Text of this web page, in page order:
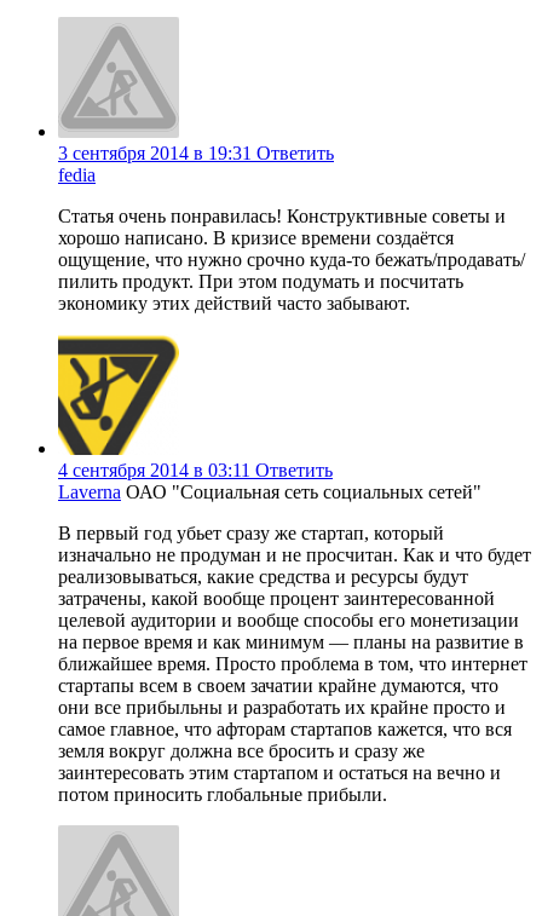
3 сентября 2014 в 19:31 Ответить
fedia
Статья очень понравилась! Конструктивные советы и
хорошо написано. В кризисе времени создаётся
ощущение, что нужно срочно куда-то бежать/продавать/
пилить продукт. При этом подумать и посчитать
экономику этих действий часто забывают.
4 сентября 2014 в 03:11 Ответить
Laverna ОАО "Социальная сеть социальных сетей"
В первый год убьет сразу же стартап, который
изначально не продуман и не просчитан. Как и что будет
реализовываться, какие средства и ресурсы будут
затрачены, какой вообще процент заинтересованной
целевой аудитории и вообще способы его монетизации
на первое время и как минимум — планы на развитие в
ближайшее время. Просто проблема в том, что интернет
стартапы всем в своем зачатии крайне думаются, что
они все прибыльны и разработать их крайне просто и
самое главное, что афторам стартапов кажется, что вся
земля вокруг должна все бросить и сразу же
заинтересовать этим стартапом и остаться на вечно и
потом приносить глобальные прибыли.